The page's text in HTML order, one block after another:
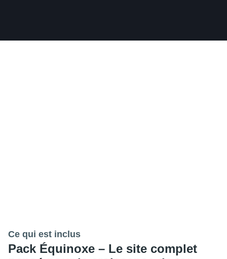
Ce qui est inclus
Pack Équinoxe – Le site complet